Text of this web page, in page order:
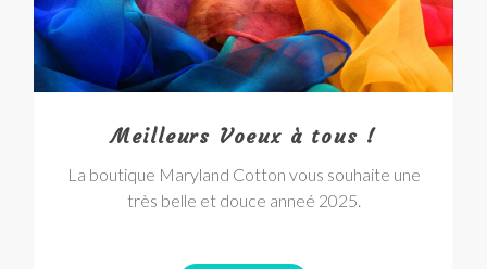
Meilleurs Voeux à tous !
La boutique Maryland Cotton vous souhaite une
très belle et douce anneé 2025.